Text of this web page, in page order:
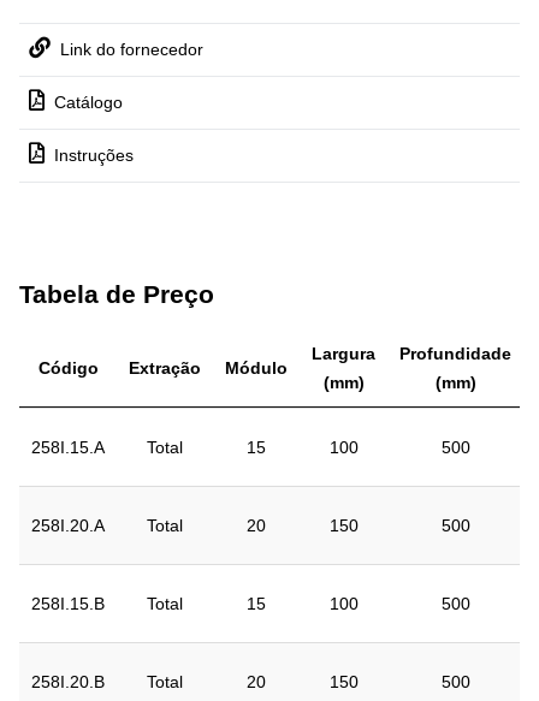
Link do fornecedor
Catálogo
Instruções
Tabela de Preço
Código Extração Módulo
Largura
(mm)
Profundidade
(mm)
258I.15.A Total 15 100 500
258I.20.A Total 20 150 500
258I.15.B Total 15 100 500
258I.20.B Total 20 150 500